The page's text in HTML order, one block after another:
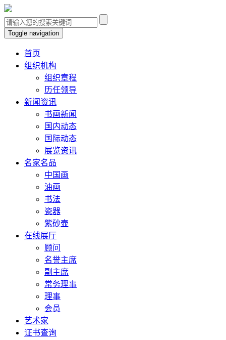
Toggle navigation
首页
组织机构
组织章程
历任领导
新闻资讯
书画新闻
国内动态
国际动态
展览资讯
名家名品
中国画
油画
书法
瓷器
紫砂壶
在线展厅
顾问
名誉主席
副主席
常务理事
理事
会员
艺术家
证书查询